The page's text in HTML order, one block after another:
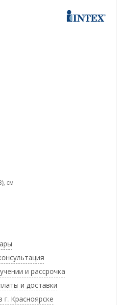
см
и рассрочка
и доставки
г. Красноярске